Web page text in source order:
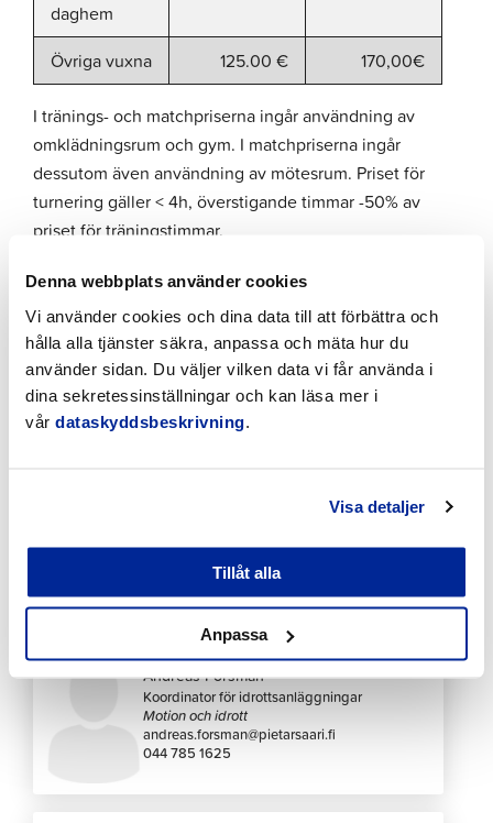
Denna webbplats använder cookies
Vi använder cookies och dina data till att förbättra och
hålla alla tjänster säkra, anpassa och mäta hur du
använder sidan. Du väljer vilken data vi får använda i
dina sekretessinställningar och kan läsa mer i
vår dataskyddsbeskrivning
Visa detaljer
Tillåt alla
Anpassa
daghem
Övriga vuxna 125.00 € 170,00€
I tränings- och matchpriserna ingår användning av
omklädningsrum och gym. I matchpriserna ingår
dessutom även användning av mötesrum. Priset för
turnering gäller < 4h, överstigande timmar -50% av
priset för träningstimmar.
evenemang
för
föreningar
per timme per dag
Utanför
125,00€
Prisuppgifter för större evenemang på offertbegäran.
Kontakta oss
Andreas Forsman
Koordinator för idrottsanläggningar
Motion och idrott
andreas.forsman@pietarsaari.fi
044 785 1625